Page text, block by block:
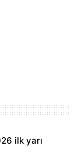
ilk yarı